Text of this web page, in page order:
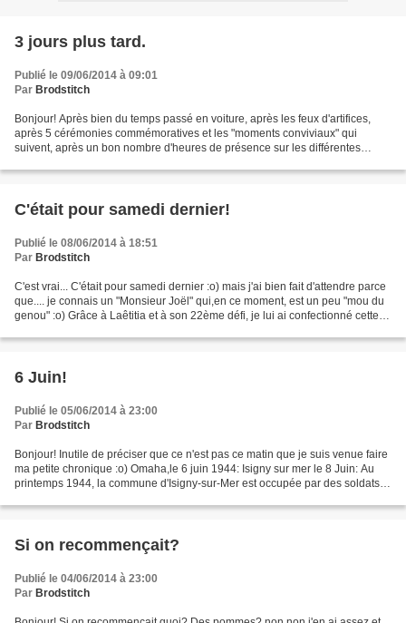
3 jours plus tard.
Publié le 09/06/2014 à 09:01
Par Brodstitch
Bonjour! Après bien du temps passé en voiture, après les feux d'artifices,
après 5 cérémonies commémoratives et les "moments conviviaux" qui
suivent, après un bon nombre d'heures de présence sur les différentes
C'était pour samedi dernier!
Publié le 08/06/2014 à 18:51
Par Brodstitch
C'est vrai... C'était pour samedi dernier :o) mais j'ai bien fait d'attendre parce
que.... je connais un "Monsieur Joël" qui,en ce moment, est un peu "mou du
genou" :o) Grâce à Laêtitia et à son 22ème défi, je lui ai confectionné cette
6 Juin!
Publié le 05/06/2014 à 23:00
Par Brodstitch
Bonjour! Inutile de préciser que ce n'est pas ce matin que je suis venue faire
ma petite chronique :o) Omaha,le 6 juin 1944: Isigny sur mer le 8 Juin: Au
printemps 1944, la commune d'Isigny-sur-Mer est occupée par des soldats
Si on recommençait?
Publié le 04/06/2014 à 23:00
Par Brodstitch